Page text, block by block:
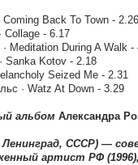
Back To Town - 2.26
Collage - 6.17
Meditation During A Walk -
Sanka Kotov - 2.18
Seized Me - 2.31
· Watz At Down - 3.29
альбом Александра
СССР) —
артист РФ